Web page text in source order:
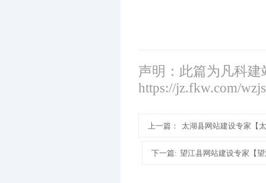
声明：此篇为凡科
https://jz.fkw.com/
上一篇： 太湖县网站建设专家【
下一篇: 望江县网站建设专家【